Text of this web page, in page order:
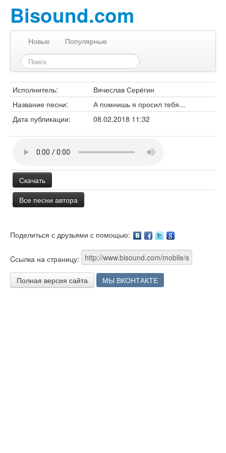
Bisound.com
Новые Популярные
Исполнитель:
Вячеслав Серёгин
Название песни:
А помнишь я просил тебя...
Дата публикации:
08.02.2018 11:32
Скачать
Все песни автора
Поделиться с друзьями с помощью:
Cсылка на страницу:
Полная версия сайта МЫ ВКОНТАКТЕ